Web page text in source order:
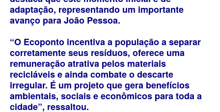
adaptação, representando um importante
avanço para João Pessoa.
“O Ecoponto incentiva a população a separar
corretamente seus resíduos, oferece uma
remuneração atrativa pelos materiais
recicláveis e ainda combate o descarte
irregular. É um projeto que gera benefícios
ambientais, sociais e econômicos para toda a
cidade”, ressaltou.